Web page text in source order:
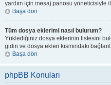
yardım için mesaj panosu yöneticisiyle
Başa dön
Tüm dosya eklerimi nasıl bulurum?
Yüklediğiniz dosya eklerinin listesini
gidin ve dosya ekleri kısmındaki
Başa dön
phpBB Konuları